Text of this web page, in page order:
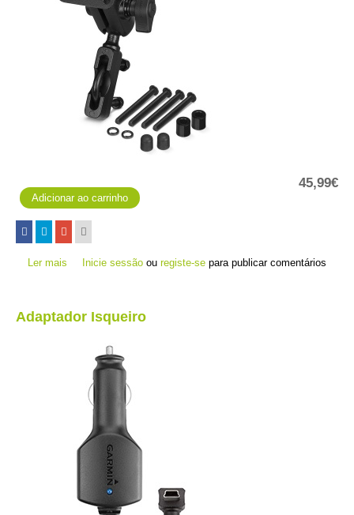
45,99€
Ler mais acerca de Kit de montagem para guiador
Inicie sessão ouregiste-se para publicar comentários
Adaptador Isqueiro